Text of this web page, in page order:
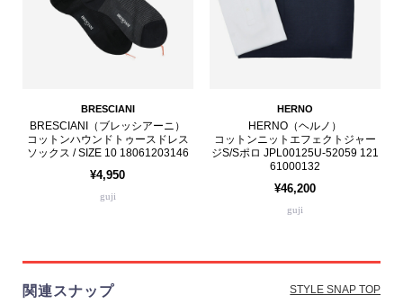
BRESCIANI
BRESCIANI（ブレッシアーニ）
コットンハウンドトゥースドレス
ソックス / SIZE 10 18061203146
¥4,950
guji
HERNO
HERNO（ヘルノ）
コットンニットエフェクトジャー
ジS/Sポロ JPL00125U-52059 121
61000132
¥46,200
guji
関連スナップ STYLE SNAP TOP